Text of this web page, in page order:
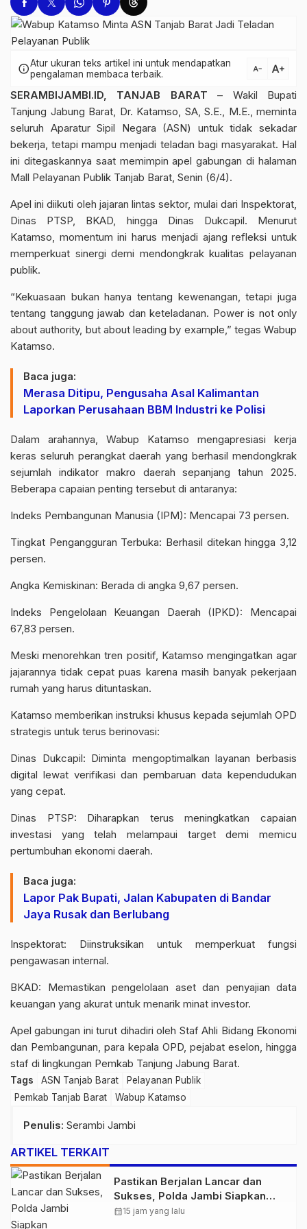
infoAtur ukuran teks artikel ini untuk mendapatkan
pengalaman membaca terbaik.
text_decrease text_increase
SERAMBIJAMBI.ID, TANJAB BARAT – Wakil Bupati
Tanjung Jabung Barat, Dr. Katamso, SA, S.E., M.E., meminta
seluruh Aparatur Sipil Negara (ASN) untuk tidak sekadar
bekerja, tetapi mampu menjadi teladan bagi masyarakat. Hal
ini ditegaskannya saat memimpin apel gabungan di halaman
Mall Pelayanan Publik Tanjab Barat, Senin (6/4).
Apel ini diikuti oleh jajaran lintas sektor, mulai dari Inspektorat,
Dinas PTSP, BKAD, hingga Dinas Dukcapil. Menurut
Katamso, momentum ini harus menjadi ajang refleksi untuk
memperkuat sinergi demi mendongkrak kualitas pelayanan
publik.
“Kekuasaan bukan hanya tentang kewenangan, tetapi juga
tentang tanggung jawab dan keteladanan. Power is not only
about authority, but about leading by example,” tegas Wabup
Katamso.
Baca juga:
Merasa Ditipu, Pengusaha Asal Kalimantan
Laporkan Perusahaan BBM Industri ke Polisi
Dalam arahannya, Wabup Katamso mengapresiasi kerja
keras seluruh perangkat daerah yang berhasil mendongkrak
sejumlah indikator makro daerah sepanjang tahun 2025.
Beberapa capaian penting tersebut di antaranya:
Indeks Pembangunan Manusia (IPM): Mencapai 73 persen.
Tingkat Pengangguran Terbuka: Berhasil ditekan hingga 3,12
persen.
Angka Kemiskinan: Berada di angka 9,67 persen.
Indeks Pengelolaan Keuangan Daerah (IPKD): Mencapai
67,83 persen.
Meski menorehkan tren positif, Katamso mengingatkan agar
jajarannya tidak cepat puas karena masih banyak pekerjaan
rumah yang harus dituntaskan.
Katamso memberikan instruksi khusus kepada sejumlah OPD
strategis untuk terus berinovasi:
Dinas Dukcapil: Diminta mengoptimalkan layanan berbasis
digital lewat verifikasi dan pembaruan data kependudukan
yang cepat.
Dinas PTSP: Diharapkan terus meningkatkan capaian
investasi yang telah melampaui target demi memicu
pertumbuhan ekonomi daerah.
Baca juga:
Lapor Pak Bupati, Jalan Kabupaten di Bandar
Jaya Rusak dan Berlubang
Inspektorat: Diinstruksikan untuk memperkuat fungsi
pengawasan internal.
BKAD: Memastikan pengelolaan aset dan penyajian data
keuangan yang akurat untuk menarik minat investor.
Apel gabungan ini turut dihadiri oleh Staf Ahli Bidang Ekonomi
dan Pembangunan, para kepala OPD, pejabat eselon, hingga
staf di lingkungan Pemkab Tanjung Jabung Barat.
Tags ASN Tanjab Barat
Pelayanan Publik
Pemkab Tanjab Barat
Wabup Katamso
Penulis: Serambi Jambi
ARTIKEL TERKAIT
Pastikan Berjalan Lancar dan
Sukses, Polda Jambi Siapkan
Pengamanan Berlapis untuk 8.750
calendar_month15 jam yang lalu